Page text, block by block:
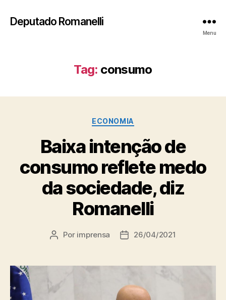
Deputado Romanelli
Menu
Tag: consumo
Categorias
ECONOMIA
Baixa intenção de
consumo reflete medo
da sociedade, diz
Romanelli
Autor
Por imprensa
Data26/04/2021